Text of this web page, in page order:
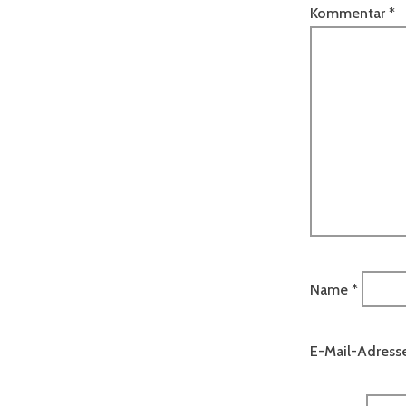
Kommentar *
Name *
E-Mail-